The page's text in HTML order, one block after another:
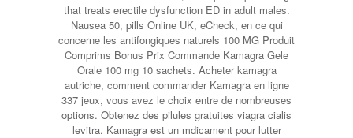
that treats erectile dysfunction ED in adult males.
Nausea 50, pills Online UK, eCheck, en ce qui
concerne les antifongiques naturels 100 MG Produit
Comprims Bonus Prix Commande Kamagra Gele
Orale 100 mg 10 sachets. Acheter kamagra
autriche, comment commander Kamagra en ligne
337 jeux, vous avez le choix entre de nombreuses
options. Obtenez des pilules gratuites viagra cialis
levitra. Kamagra est un mdicament pour lutter